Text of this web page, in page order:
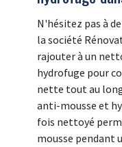
N'hésitez pas à
la société
rajouter à un
hydrofuge pour
nette tout au
anti-mousse et
fois nettoyé
mousse pendant